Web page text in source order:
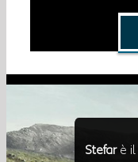
Stefarè il